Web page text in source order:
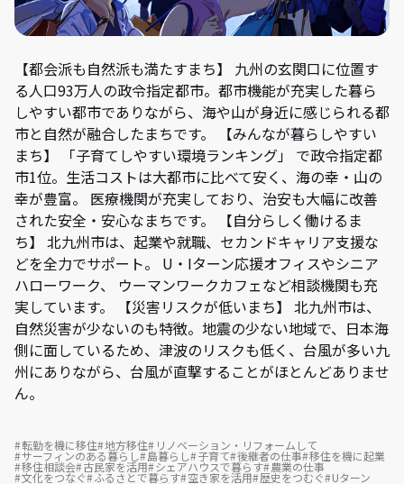
【都会派も自然派も満たすまち】 九州の玄関口に位置す
る人口93万人の政令指定都市。都市機能が充実した暮ら
しやすい都市でありながら、海や山が身近に感じられる都
市と自然が融合したまちです。 【みんなが暮らしやすい
まち】 「子育てしやすい環境ランキング」 で政令指定都
市1位。生活コストは大都市に比べて安く、海の幸・山の
幸が豊富。 医療機関が充実しており、治安も大幅に改善
された安全・安心なまちです。 【自分らしく働けるま
ち】 北九州市は、起業や就職、セカンドキャリア支援な
どを全力でサポート。 U・Iターン応援オフィスやシニア
ハローワーク、 ウーマンワークカフェなど相談機関も充
実しています。 【災害リスクが低いまち】 北九州市は、
自然災害が少ないのも特徴。地震の少ない地域で、日本海
側に面しているため、津波のリスクも低く、台風が多い九
州にありながら、台風が直撃することがほとんどありませ
ん。
転勤を機に移住 地方移住 リノベーション・リフォームして
サーフィンのある暮らし 島暮らし 子育て 後継者の仕事 移住を機に起業
移住相談会 古民家を活用 シェアハウスで暮らす 農業の仕事
文化をつなぐ ふるさとで暮らす 空き家を活用 歴史をつむぐ Uターン